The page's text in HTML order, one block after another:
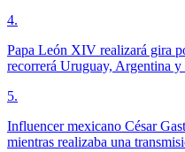
4.
Papa León XIV realizará gira
recorrerá Uruguay, Argentina y
5.
Influencer mexicano César
mientras realizaba una